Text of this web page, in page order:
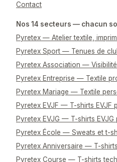
Contact
Nos 14 secteurs — chacun
Pyretex — Atelier textile,
Pyretex Sport — Tenues de
Pyretex Association —
Pyretex Entreprise — Textile
Pyretex Mariage — Textile
Pyretex EVJF — T-shirts EVJF
Pyretex EVJG — T-shirts EVJG
Pyretex École — Sweats et t-
Pyretex Anniversaire — T-
Pyretex Course — T-shirts